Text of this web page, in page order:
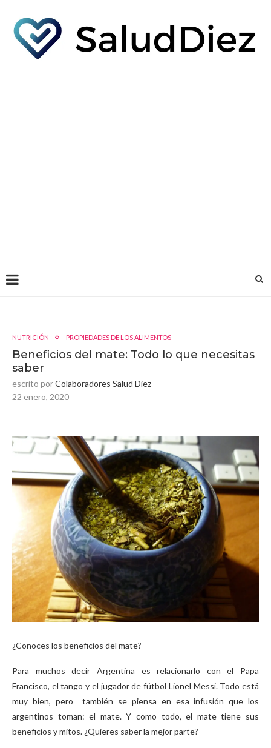
NUTRICIÓN PROPIEDADES DE LOS ALIMENTOS
Beneficios del mate: Todo lo que necesitas
saber
escrito porColaboradores Salud Diez
22 enero, 2020
¿Conoces los beneficios del mate?
Para muchos decir Argentina es relacionarlo con el Papa
Francisco, el tango y el jugador de fútbol Lionel Messi. Todo está
muy bien, pero también se piensa en esa infusión que los
argentinos toman: el mate. Y como todo, el mate tiene sus
beneficios y mitos. ¿Quieres saber la mejor parte?